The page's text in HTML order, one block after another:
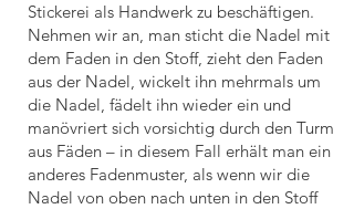
Stickerei als Handwerk zu beschäftigen.
Nehmen wir an, man sticht die Nadel mit
dem Faden in den Stoff, zieht den Faden
aus der Nadel, wickelt ihn mehrmals um
die Nadel, fädelt ihn wieder ein und
manövriert sich vorsichtig durch den Turm
aus Fäden – in diesem Fall erhält man ein
anderes Fadenmuster, als wenn wir die
Nadel von oben nach unten in den Stoff